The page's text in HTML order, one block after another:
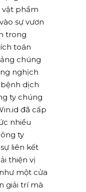
vật phẩm
sự vươn
trong
toán
chúng
nghịch
dịch
ty chúng
đã cấp
nhiều
ty
liên kết
thiện vị
một cửa
giải trí mà